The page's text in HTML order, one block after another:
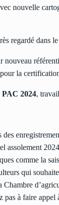
nouvelle
regardé dans
nouveau
la
PAC 2024,
assolement
comme la
qui
Chambre
pas à faire